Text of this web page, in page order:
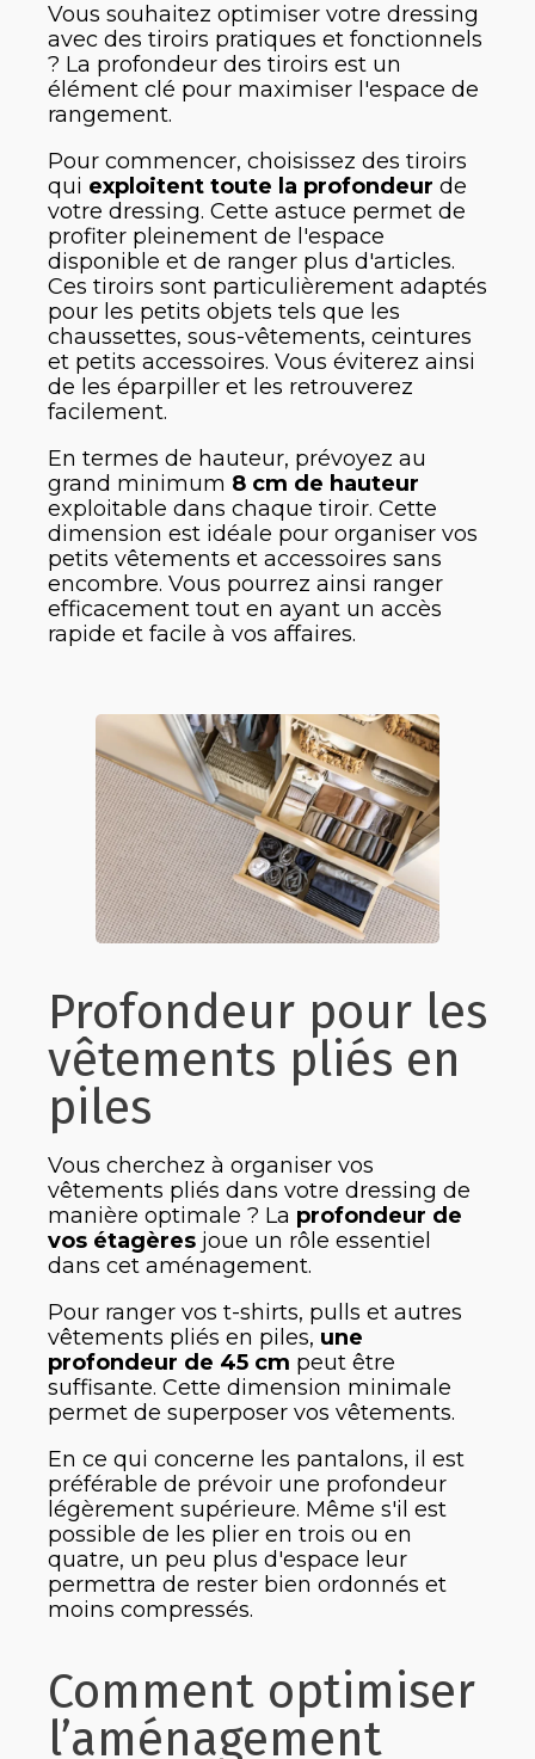
Vous souhaitez optimiser votre dressing
avec des tiroirs pratiques et fonctionnels
? La profondeur des tiroirs est un
élément clé pour maximiser l'espace de
rangement.
Pour commencer, choisissez des tiroirs
qui exploitent toute la profondeur de
votre dressing. Cette astuce permet de
profiter pleinement de l'espace
disponible et de ranger plus d'articles.
Ces tiroirs sont particulièrement adaptés
pour les petits objets tels que les
chaussettes, sous-vêtements, ceintures
et petits accessoires. Vous éviterez ainsi
de les éparpiller et les retrouverez
facilement.
En termes de hauteur, prévoyez au
grand minimum 8 cm de hauteur
exploitable dans chaque tiroir. Cette
dimension est idéale pour organiser vos
petits vêtements et accessoires sans
encombre. Vous pourrez ainsi ranger
efficacement tout en ayant un accès
rapide et facile à vos affaires.
Profondeur pour les
vêtements pliés en
piles
Vous cherchez à organiser vos
vêtements pliés dans votre dressing de
manière optimale ? La profondeur de
vos étagères joue un rôle essentiel
dans cet aménagement.
Pour ranger vos t-shirts, pulls et autres
vêtements pliés en piles, une
profondeur de 45 cm peut être
suffisante. Cette dimension minimale
permet de superposer vos vêtements.
En ce qui concerne les pantalons, il est
préférable de prévoir une profondeur
légèrement supérieure. Même s'il est
possible de les plier en trois ou en
quatre, un peu plus d'espace leur
permettra de rester bien ordonnés et
moins compressés.
Comment optimiser
l’aménagement